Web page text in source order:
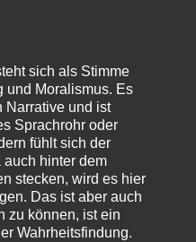
allerdings einen, der einen
zu erlangen. Die heute
von vor 100 Jahren, was
sich als Stimme
und Moralismus. Es
Narrative und ist
Sprachrohr oder
fühlt sich der
hinter dem
stecken, wird es hier
Das ist aber auch
zu können, ist ein
Wahrheitsfindung.